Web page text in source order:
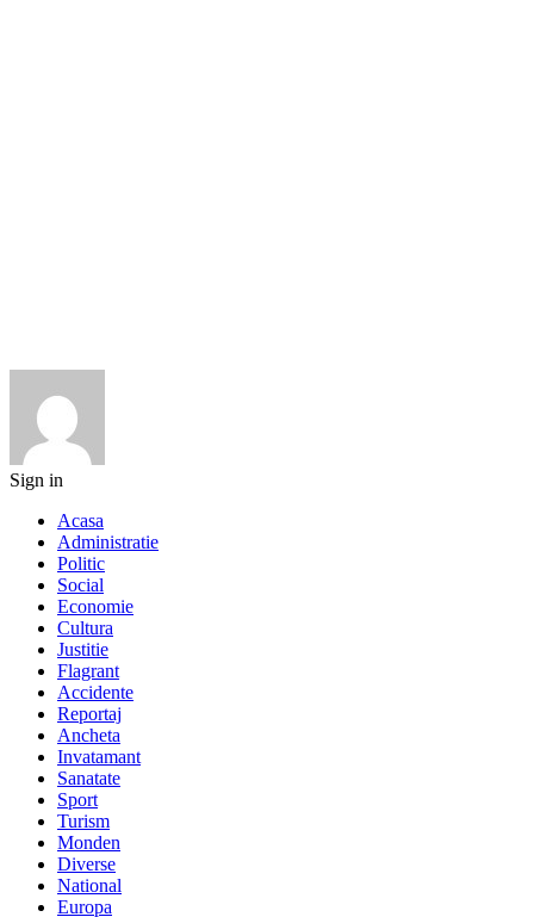
Sign in
Acasa
Administratie
Politic
Social
Economie
Cultura
Justitie
Flagrant
Accidente
Reportaj
Ancheta
Invatamant
Sanatate
Sport
Turism
Monden
Diverse
National
Europa